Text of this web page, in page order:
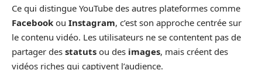
Ce qui distingue YouTube des autres plateformes comme
Facebook ou Instagram, c’est son approche centrée sur
le contenu vidéo. Les utilisateurs ne se contentent pas de
partager des statuts ou des images, mais créent des
vidéos riches qui captivent l’audience.